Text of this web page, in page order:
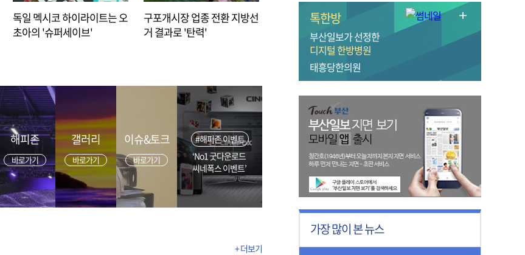
독일 멕시코 하이라이트는 오
초아의 '슈퍼세이브'
구포개시장 업종 전환 지방선
거 결과로 '탄력'
해피존
바로가기
갤러리
바로가기
이슈&토크
바로가기
#해피존 이벤트
‘No1 굿다운로드
씨네폭스 이벤트’
+ 더보기
톡한방
부산일보가 선정한
디지털 한방병원
태흥당한의원
가장 많이 본 뉴스